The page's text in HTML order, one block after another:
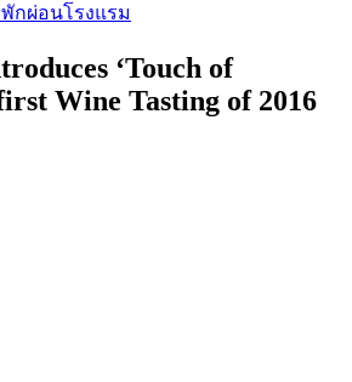
กผ่อนโรงแรม
‘Touch of
Wine Tasting of 2016